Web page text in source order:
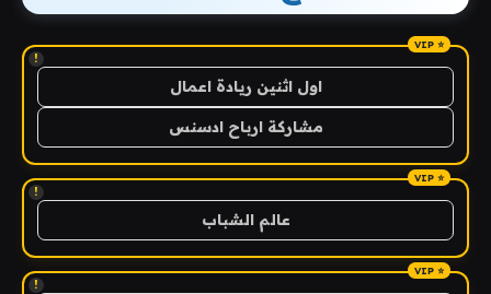
!
اول اثنين ريادة اعمال
مشاركة ارباح ادسنس
!
عالم الشباب
!